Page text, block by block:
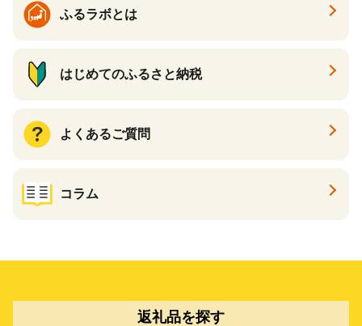
ふるラボとは
はじめてのふるさと納税
よくあるご質問
コラム
返礼品を探す